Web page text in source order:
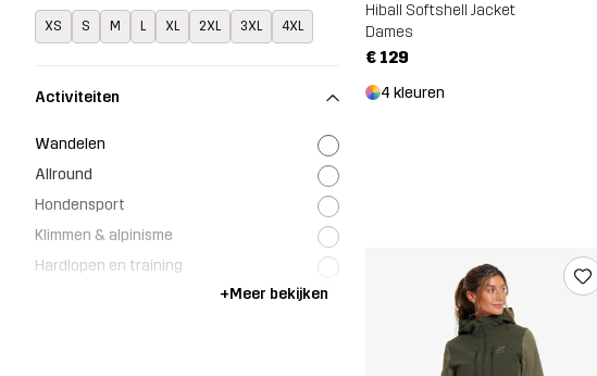
XS S M L XL 2XL 3XL 4XL
Activiteiten
Wandelen
Allround
Hondensport
Klimmen & alpinisme
Hardlopen en training
+Meer bekijken
Hiball Softshell Jacket
Dames
€ 129
4 kleuren